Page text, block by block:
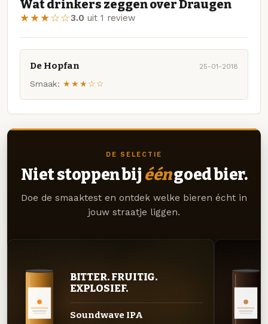
Wat drinkers zeggen over Draugen
★★★☆☆3.0 uit 1 review
De Hopfan 25-01-2018
Smaak: ★★★☆☆
DE SELECTIE
Niet stoppen bij ééngoed bier.
Doe de smaaktest en ontdek welke bieren écht in
jouw straatje liggen.
BITTER. FRUITIG.
EXPLOSIEF.
Soundwave IPA